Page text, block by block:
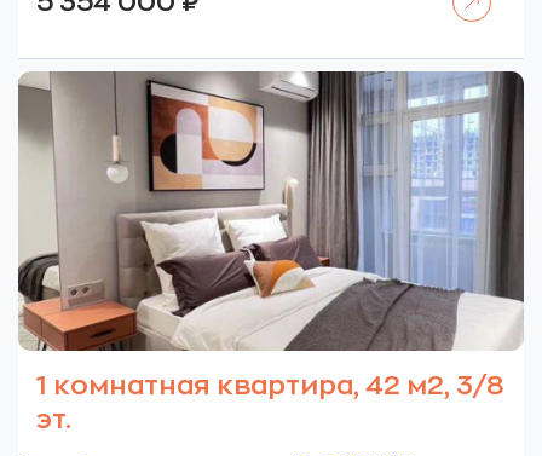
1 комнатная квартира, 42 м2, 3/8
эт.